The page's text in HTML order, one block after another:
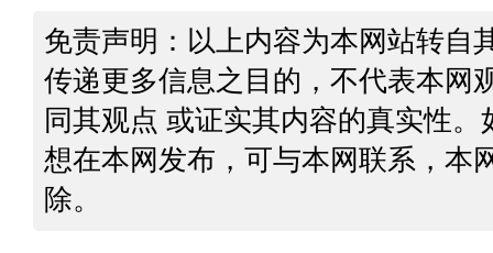
免责声明：以上内容为本网站转自
传递更多信息之目的，不代表本网
同其观点 或证实其内容的真实性
想在本网发布，可与本网联系，本
除。